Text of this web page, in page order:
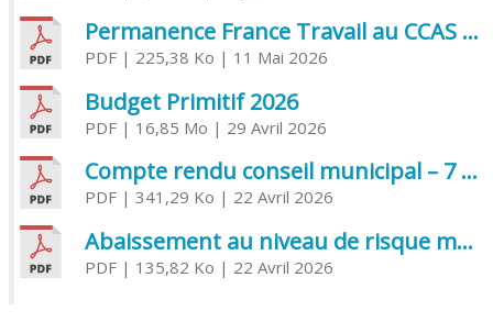
Permanence France Travail au CCAS de Saujon Juin 2026
PDF| 225,38 Ko | 11 Mai 2026
Budget Primitif 2026
PDF| 16,85 Mo | 29 Avril 2026
Compte rendu conseil municipal – 7 avril 2026
PDF| 341,29 Ko | 22 Avril 2026
Abaissement au niveau de risque modéré de l’Influenza aviaire
PDF| 135,82 Ko | 22 Avril 2026